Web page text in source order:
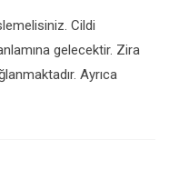
Cildi
gelecektir. Zira
Ayrıca